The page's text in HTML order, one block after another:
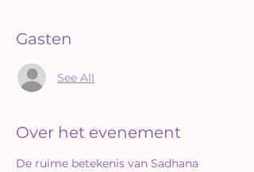
Gasten
See All
Over het evenement
De ruime betekenis van Sadhana